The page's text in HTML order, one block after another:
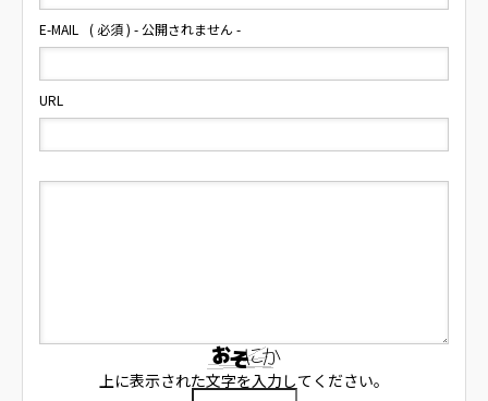
E-MAIL ( 必須 ) - 公開されません -
URL
上に表示された文字を入力してください。